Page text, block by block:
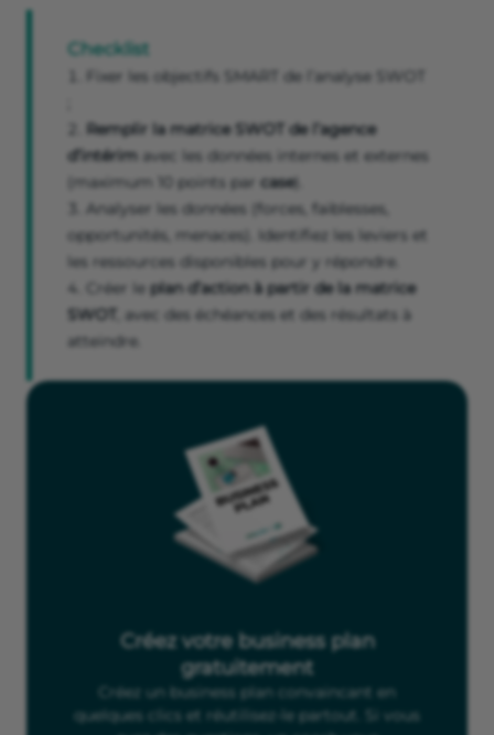
Checklist
Fixer les objectifs SMART de l’analyse SWOT
Remplir la matrice SWOT de l’agence
d’intérim avec les données internes et externes
(maximum 10 points par case).
Analyser les données (forces, faiblesses,
opportunités, menaces). Identifiez les leviers et
les ressources disponibles pour y répondre.
Créer le plan d’action à partir de la matrice
SWOT
, avec des échéances et des résultats à
atteindre.
Créez votre business plan
gratuitement
Créez un business plan convaincant en
quelques clics et réutilisez-le partout. Si vous